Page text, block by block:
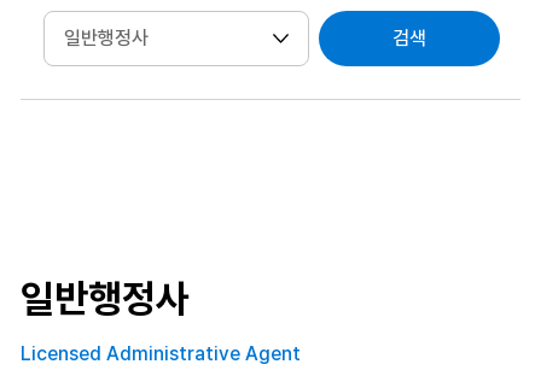
검색
일반행정사
Licensed Administrative Agent